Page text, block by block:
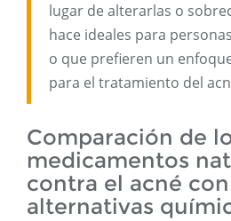
lugar de alterarlas o
hace ideales para
o que prefieren un
para el tratamiento del
Comparación de
medicamentos
contra el acné
alternativas